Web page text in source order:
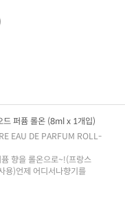
드 퍼퓸 롤온 (8ml x 1개입)
EAU DE PARFUM ROLL-
향을 롤온으로~!(프랑스
용)언제 어디서나향기를